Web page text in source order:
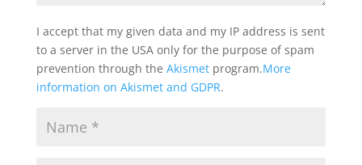
I accept that my given data and my IP address is sent
to a server in the USA only for the purpose of spam
prevention through the Akismetprogram.More
information on Akismet and GDPR.